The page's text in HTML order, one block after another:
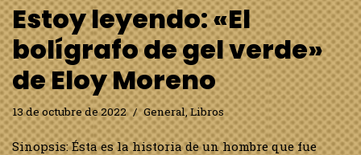
Estoy leyendo: «El
bolígrafo de gel verde»
de Eloy Moreno
13 de octubre de 2022 General,Libros
Sinopsis: Ésta es la historia de un hombre que fue